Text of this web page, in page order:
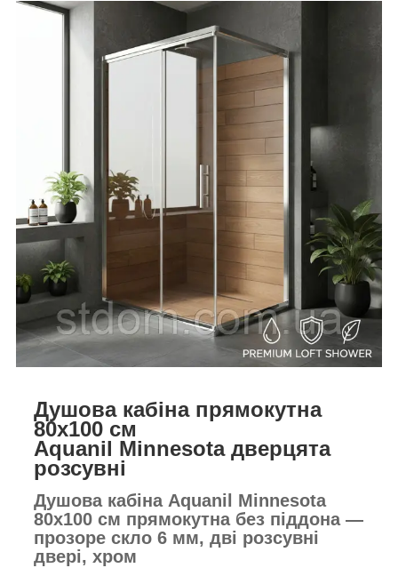
Душова кабіна прямокутна
80х100 см
Aquanil Minnesota дверцята
розсувні
Душова кабіна Aquanil Minnesota
80x100 см прямокутна без піддона —
прозоре скло 6 мм, дві розсувні
двері, хром